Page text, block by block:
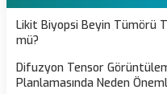
Likit Biyopsi Beyin Tümörü
mü?
Difuzyon Tensor
Planlamasında Neden